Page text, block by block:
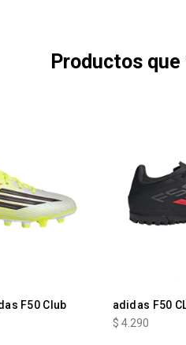
Productos
F50 Club
adidas F50
$ 4.290